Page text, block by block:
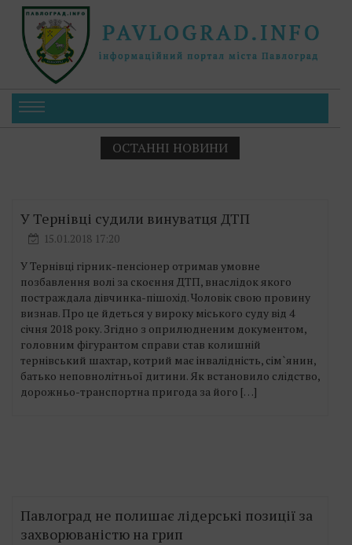
ОСТАННІ НОВИНИ
У Тернівці судили винуватця ДТП
15.01.2018 17:20
У Тернівці гірник-пенсіонер отримав умовне
позбавлення волі за скоєння ДТП, внаслідок якого
постраждала дівчинка-пішохід. Чоловік свою провину
визнав. Про це йдеться у вироку міського суду від 4
січня 2018 року. Згідно з оприлюдненим документом,
головним фігурантом справи став колишній
тернівський шахтар, котрий має інвалідність, сім`янин,
батько неповнолітньої дитини. Як встановило слідство,
дорожньо-транспортна пригода за його […]
Павлоград не полишає лідерські позиції за
захворюваністю на грип